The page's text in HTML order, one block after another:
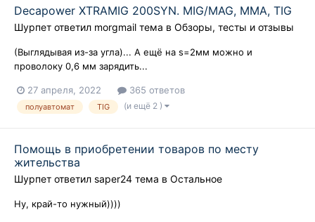
Decapower XTRAMIG 200SYN. MIG/MAG, MMA, TIG
Шурпет ответил morgmail тема в Обзоры, тесты и отзывы
(Выглядывая из-за угла)... А ещё на s=2мм можно и
проволоку 0,6 мм зарядить...
27 апреля, 2022 365 ответов
полуавтомат TIG (и ещё 2 )
Помощь в приобретении товаров по месту
жительства
Шурпет ответил saper24 тема в Остальное
Ну, край-то нужный))))